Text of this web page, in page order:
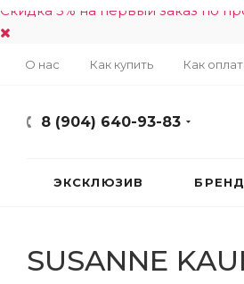
Скидка 5% на первый заказ по
О нас Как купить Как
8 (904) 640-93-83
ЭКСКЛЮЗИВ
SUSANNE